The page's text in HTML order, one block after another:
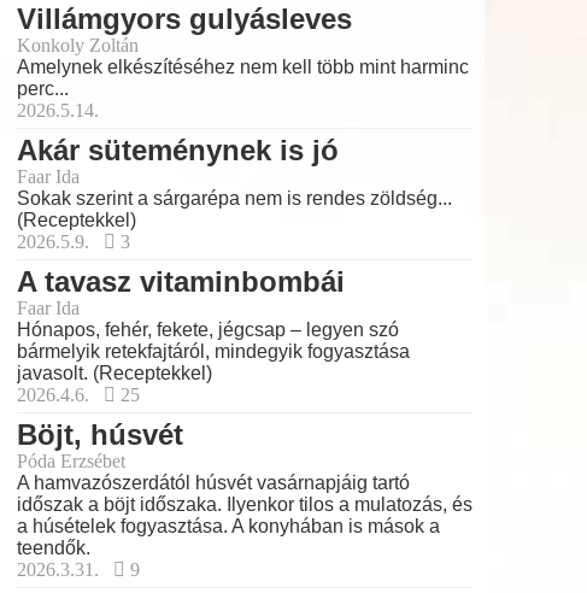
Villámgyors gulyásleves
Konkoly Zoltán
Amelynek elkészítéséhez nem kell több mint harminc
perc...
2026.5.14.
Akár süteménynek is jó
Faar Ida
Sokak szerint a sárgarépa nem is rendes zöldség...
(Receptekkel)
2026.5.9.
3
A tavasz vitaminbombái
Faar Ida
Hónapos, fehér, fekete, jégcsap – legyen szó
bármelyik retekfajtáról, mindegyik fogyasztása
javasolt. (Receptekkel)
2026.4.6.
25
Böjt, húsvét
Póda Erzsébet
A hamvazószerdától húsvét vasárnapjáig tartó
időszak a böjt időszaka. Ilyenkor tilos a mulatozás, és
a húsételek fogyasztása. A konyhában is mások a
teendők.
2026.3.31.
9